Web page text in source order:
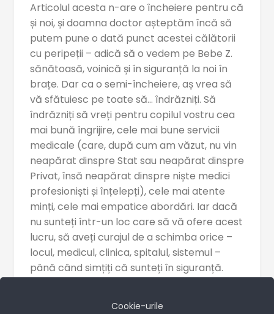
Articolul acesta n-are o încheiere pentru că
și noi, și doamna doctor așteptăm încă să
putem pune o dată punct acestei călătorii
cu peripeții – adică să o vedem pe Bebe Z.
sănătoasă, voinică și în siguranță la noi în
brațe. Dar ca o semi-încheiere, aș vrea să
vă sfătuiesc pe toate să… îndrăzniți. Să
îndrăzniți să vreți pentru copilul vostru cea
mai bună îngrijire, cele mai bune servicii
medicale (care, după cum am văzut, nu vin
neapărat dinspre Stat sau neapărat dinspre
Privat, însă neapărat dinspre niște medici
profesioniști și înțelepți), cele mai atente
minți, cele mai empatice abordări. Iar dacă
nu sunteți într-un loc care să vă ofere acest
lucru, să aveți curajul de a schimba orice –
locul, medicul, clinica, spitalul, sistemul –
până când simțiți că sunteți în siguranță.
Cookie-urile